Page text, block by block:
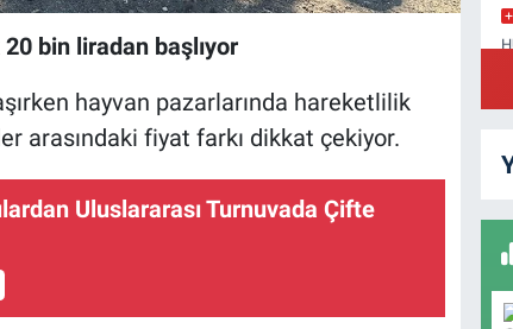
bin liradan başlıyor
hayvan pazarlarında hareketlilik
arasındaki fiyat farkı dikkat çekiyor.
Uluslararası Turnuvada Çifte